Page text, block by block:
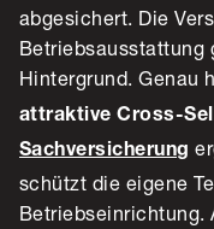
abgesichert. Die
Betriebsausstattung
Hintergrund. Genau
attraktive Cross-
Sachversicherung
schützt die eigene
Betriebseinrichtung.